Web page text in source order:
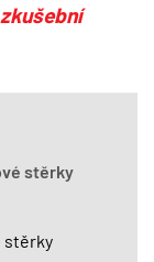
stěrky
stěrky